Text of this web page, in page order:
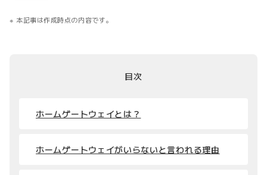
本記事は作成時点の内容です。
目次
ホームゲートウェイとは？
ホームゲートウェイがいらないと言われる理由